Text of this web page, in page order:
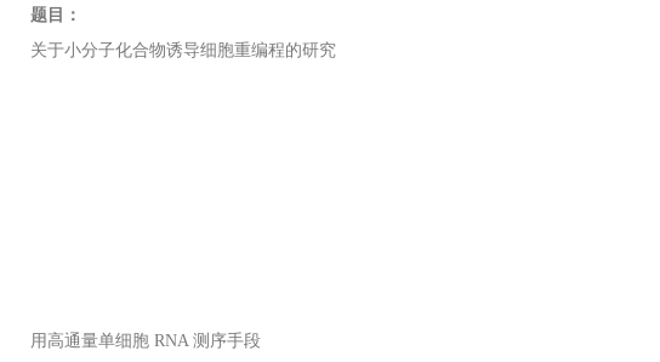
题目：
关于小分子化合物诱导细胞重编程的研究
用高通量单细胞 RNA 测序手段